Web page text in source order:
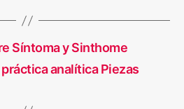
Síntoma y Sinthome
analítica Piezas